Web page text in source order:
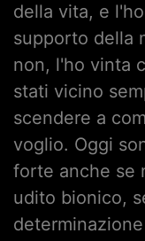
della vita, e
supporto della
non, l'ho vinta
stati vicino
scendere a
voglio. Oggi
forte anche se
udito bionico,